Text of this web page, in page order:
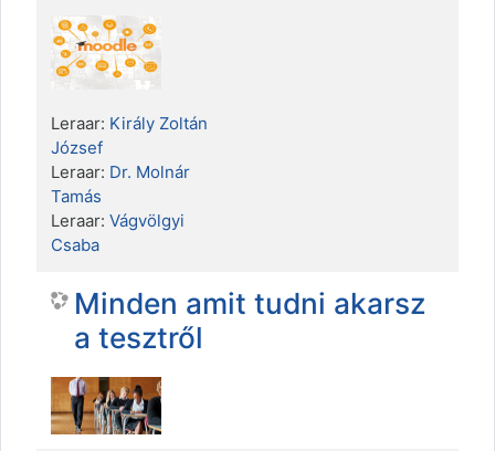
Leraar: Király Zoltán
József
Leraar: Dr. Molnár
Tamás
Leraar: Vágvölgyi
Csaba
Minden amit tudni akarsz
a tesztről